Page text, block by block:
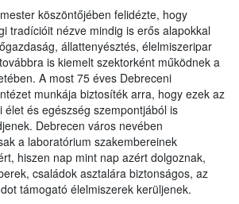
köszöntőjében felidézte, hogy
tradícióit nézve mindig is erős alapokkal
állattenyésztés, élelmiszeripar
is kiemelt szektorként működnek a
A most 75 éves Debreceni
munkája biztosíték arra, hogy ezek az
élet és egészség szempontjából is
Debrecen város nevében
a laboratórium szakembereinek
hiszen nap mint nap azért dolgoznak,
családok asztalára biztonságos, az
támogató élelmiszerek kerüljenek.